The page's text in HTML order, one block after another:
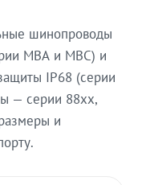
шинопроводы
МВА и МВС) и
IP68 (серии
— серии 88xx,
и